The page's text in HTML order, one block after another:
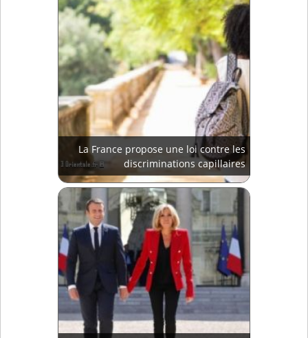
La France propose une loi contre les
discriminations capillaires